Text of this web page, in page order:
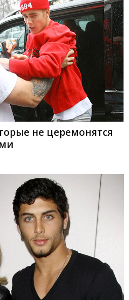
не церемонятся